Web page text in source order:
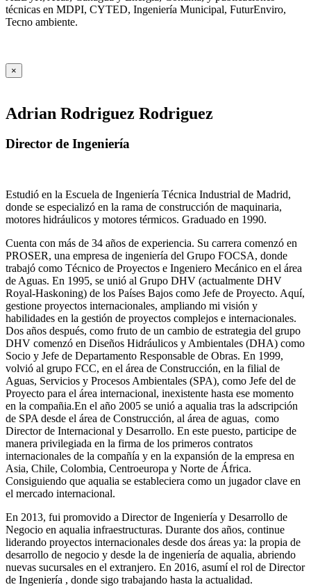
técnicas en MDPI, CYTED, Ingeniería Municipal, FuturEnviro,
Tecno ambiente.
×
Adrian Rodriguez Rodriguez
Director de Ingeniería
Estudió en la Escuela de Ingeniería Técnica Industrial de Madrid,
donde se especializó en la rama de construcción de maquinaria,
motores hidráulicos y motores térmicos. Graduado en 1990.
Cuenta con más de 34 años de experiencia. Su carrera comenzó en
PROSER, una empresa de ingeniería del Grupo FOCSA, donde
trabajó como Técnico de Proyectos e Ingeniero Mecánico en el área
de Aguas. En 1995, se unió al Grupo DHV (actualmente DHV
Royal-Haskoning) de los Países Bajos como Jefe de Proyecto. Aquí,
gestione proyectos internacionales, ampliando mi visión y
habilidades en la gestión de proyectos complejos e internacionales.
Dos años después, como fruto de un cambio de estrategia del grupo
DHV comenzó en Diseños Hidráulicos y Ambientales (DHA) como
Socio y Jefe de Departamento Responsable de Obras. En 1999,
volvió al grupo FCC, en el área de Construcción, en la filial de
Aguas, Servicios y Procesos Ambientales (SPA), como Jefe del de
Proyecto para el área internacional, inexistente hasta ese momento
en la compañia.En el año 2005 se unió a aqualia tras la adscripción
de SPA desde el área de Construcción, al área de aguas, como
Director de Internacional y Desarrollo. En este puesto, participe de
manera privilegiada en la firma de los primeros contratos
internacionales de la compañía y en la expansión de la empresa en
Asia, Chile, Colombia, Centroeuropa y Norte de África.
Consiguiendo que aqualia se estableciera como un jugador clave en
el mercado internacional.
En 2013, fui promovido a Director de Ingeniería y Desarrollo de
Negocio en aqualia infraestructuras. Durante dos años, continue
liderando proyectos internacionales desde dos áreas ya: la propia de
desarrollo de negocio y desde la de ingeniería de aqualia, abriendo
nuevas sucursales en el extranjero. En 2016, asumí el rol de Director
de Ingeniería , donde sigo trabajando hasta la actualidad.